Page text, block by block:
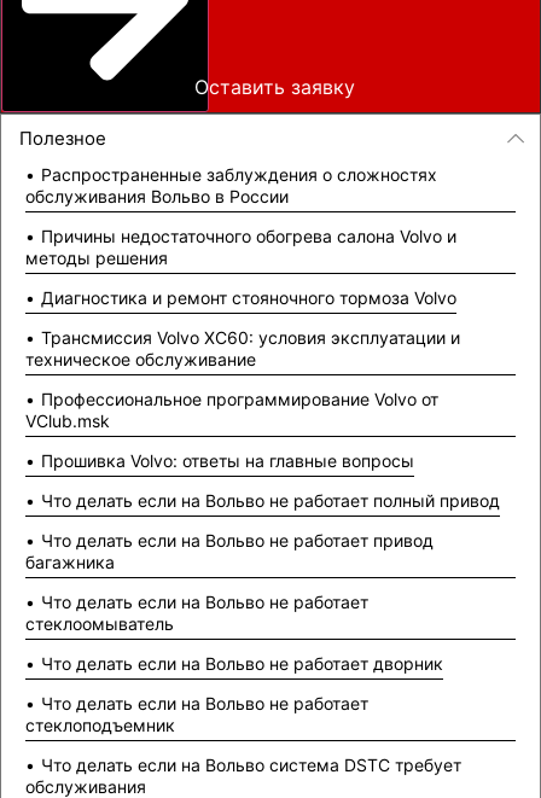
Оставить заявку
Полезное
Распространенные заблуждения о сложностях
обслуживания Вольво в России
Причины недостаточного обогрева салона Volvo и
методы решения
Диагностика и ремонт стояночного тормоза Volvo
Трансмиссия Volvo XC60: условия эксплуатации и
техническое обслуживание
Профессиональное программирование Volvo от
VClub.msk
Прошивка Volvo: ответы на главные вопросы
Что делать если на Вольво не работает полный привод
Что делать если на Вольво не работает привод
багажника
Что делать если на Вольво не работает
стеклоомыватель
Что делать если на Вольво не работает дворник
Что делать если на Вольво не работает
стеклоподъемник
Что делать если на Вольво система DSTC требует
обслуживания